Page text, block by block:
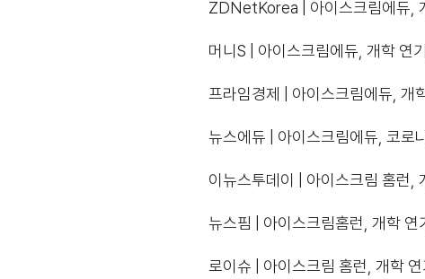
ZDNetKorea | 아이스크림에듀,
머니S | 아이스크림에듀, 개학 연
프라임경제 | 아이스크림에듀, 개
뉴스에듀 | 아이스크림에듀, 코로
이뉴스투데이 | 아이스크림 홈런,
뉴스핌 | 아이스크림홈런, 개학 연
로이슈 | 아이스크림 홈런, 개학 연